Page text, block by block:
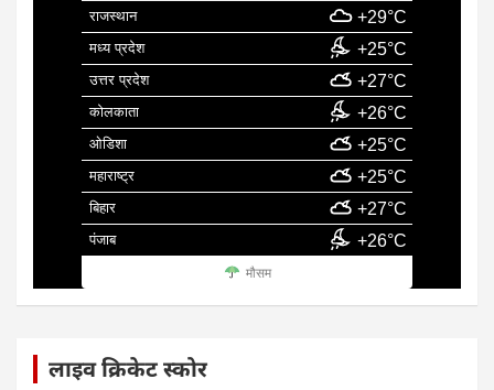
राजस्थान +29°C
मध्य प्रदेश +25°C
उत्तर प्रदेश +27°C
कोलकाता +26°C
ओडिशा +25°C
महाराष्ट्र +25°C
बिहार +27°C
पंजाब +26°C
मौसम
लाइव क्रिकेट स्कोर